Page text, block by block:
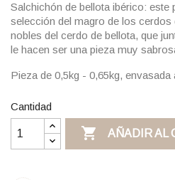
Salchichón de bellota ibérico: este
selección del magro de los cerdos
nobles del cerdo de bellota, que
le hacen ser una pieza muy
Pieza de 0,5kg - 0,65kg, envasada
Cantidad
 AÑADIR AL